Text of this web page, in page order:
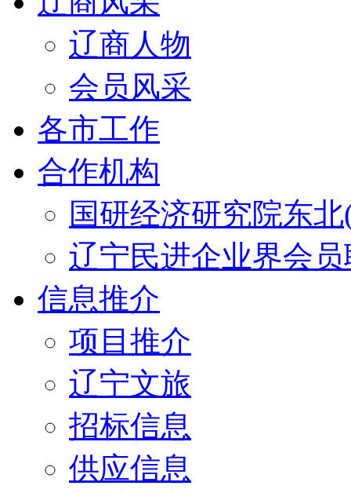
辽商人物
会员风采
各市工作
合作机构
国研经济研究院东
辽宁民进企业界会
信息推介
项目推介
辽宁文旅
招标信息
供应信息